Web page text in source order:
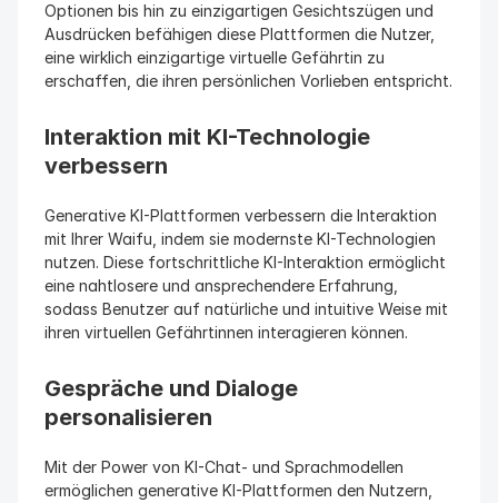
Optionen bis hin zu einzigartigen Gesichtszügen und
Ausdrücken befähigen diese Plattformen die Nutzer,
eine wirklich einzigartige virtuelle Gefährtin zu
erschaffen, die ihren persönlichen Vorlieben entspricht.
Interaktion mit KI-Technologie
verbessern
Generative KI-Plattformen verbessern die Interaktion
mit Ihrer Waifu, indem sie modernste KI-Technologien
nutzen. Diese fortschrittliche KI-Interaktion ermöglicht
eine nahtlosere und ansprechendere Erfahrung,
sodass Benutzer auf natürliche und intuitive Weise mit
ihren virtuellen Gefährtinnen interagieren können.
Gespräche und Dialoge
personalisieren
Mit der Power von KI-Chat- und Sprachmodellen
ermöglichen generative KI-Plattformen den Nutzern,